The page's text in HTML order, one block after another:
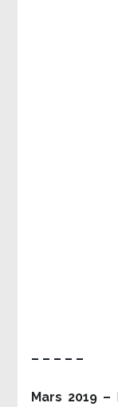
– – – – –
Mars 2019 –